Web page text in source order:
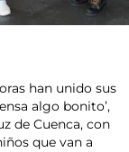
han unido sus
algo bonito’,
de Cuenca, con
que van a